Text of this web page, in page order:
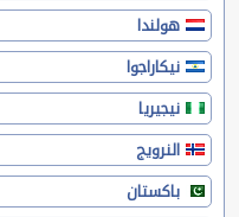
هولندا
نيكاراجوا
نيجيريا
النرويج
باكستان